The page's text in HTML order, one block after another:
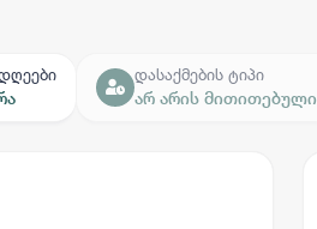
დასაქმების ტიპი
არ არის მითითებული